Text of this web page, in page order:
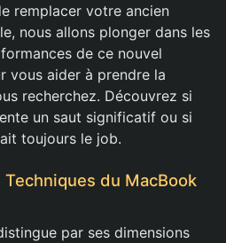
remplacer votre ancien
nous allons plonger dans les
de ce nouvel
vous aider à prendre la
recherchez. Découvrez si
un saut significatif ou si
toujours le job.
du MacBook
par ses dimensions